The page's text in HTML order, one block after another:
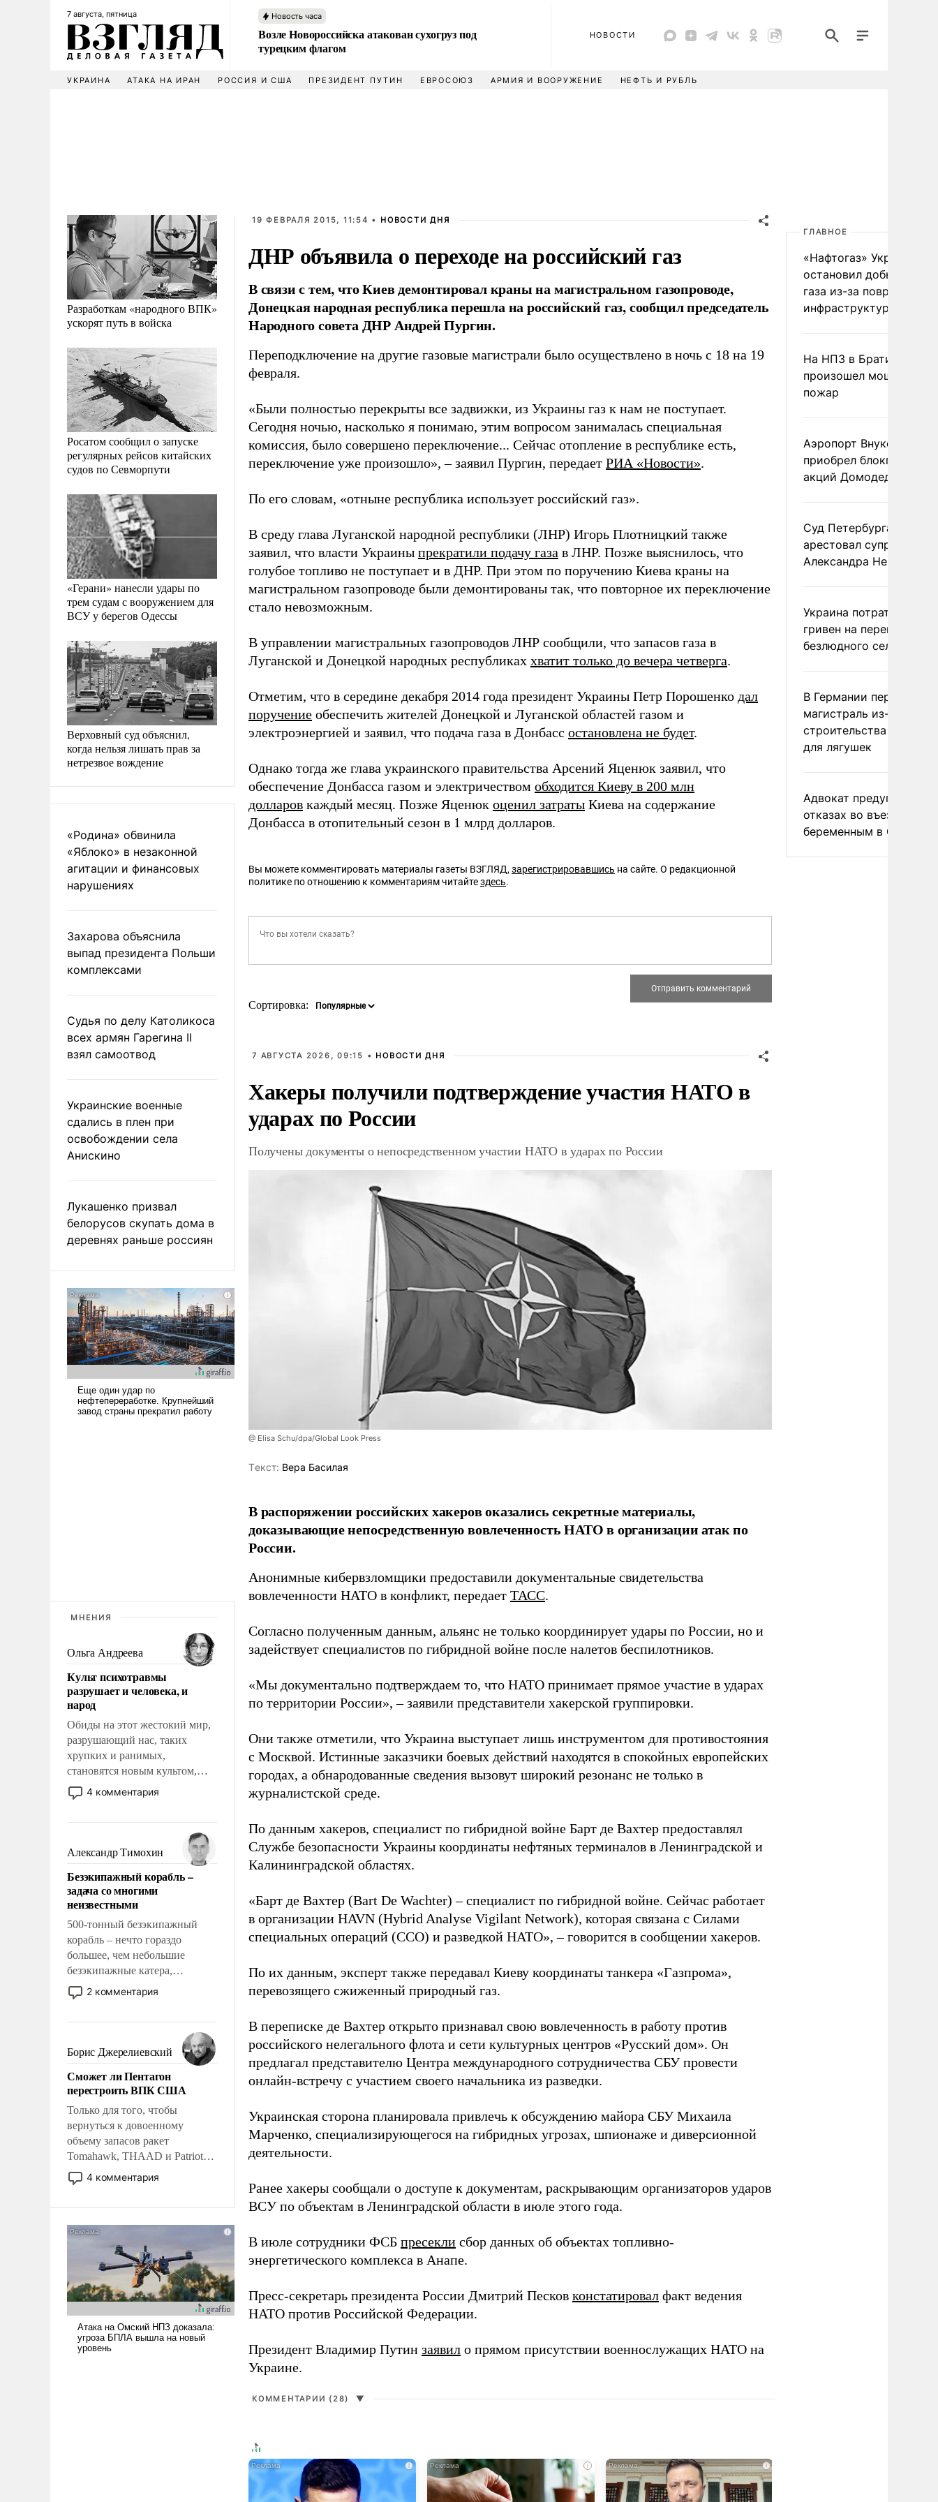
7 августа, пятница Новость часа
Возле Новороссийска атакован сухогруз под
турецким флагом
НОВОСТИ
УКРАИНА АТАКА НА ИРАН РОССИЯ И США ПРЕЗИДЕНТ ПУТИН ЕВРОСОЮЗ АРМИЯ И ВООРУЖЕНИЕ НЕФТЬ И РУБЛЬ
Разработкам «народного ВПК»
ускорят путь в войска
Росатом сообщил о запуске
регулярных рейсов китайских
судов по Севморпути
«Герани» нанесли удары по
трем судам с вооружением для
ВСУ у берегов Одессы
Верховный суд объяснил,
когда нельзя лишать прав за
нетрезвое вождение
«Родина» обвинила
«Яблоко» в незаконной
агитации и финансовых
нарушениях
Захарова объяснила
выпад президента Польши
комплексами
Судья по делу Католикоса
всех армян Гарегина II
взял самоотвод
Украинские военные
сдались в плен при
освобождении села
Анискино
Лукашенко призвал
белорусов скупать дома в
деревнях раньше россиян
МНЕНИЯ
Ольга Андреева
Культ психотравмы
разрушает и человека, и
народ
Обиды на этот жестокий мир,
разрушающий нас, таких
хрупких и ранимых,
становятся новым культом,
постепенно вытесняя и
отменяя традиционное
мужественным и твердым под
ударами судьбы, брать на себя
ответственность, помогать
слабым, идти вперед и
адаптироваться.
4 комментария
Александр Тимохин
Безэкипажный корабль –
задача со многими
неизвестными
500-тонный безэкипажный
корабль – нечто гораздо
большее, чем небольшие
безэкипажные катера,
применение которых уже
стало обыденностью. Задача по
сложна и амбициозна. Однако
и ее реализация радикально
поднимет наши боевые
возможности.
2 комментария
Борис Джерелиевский
Сможет ли Пентагон
перестроить ВПК США
Только для того, чтобы
вернуться к довоенному
объему запасов ракет
Tomahawk, THAAD и Patriot
США потребуется более трех
лет. Даже небольшая война с
Сложившаяся ситуация
означает многолетний период
уязвимости США, например,
перед Китаем.
4 комментария
19 ФЕВРАЛЯ 2015, 11:54 • НОВОСТИ ДНЯ
ДНР объявила о переходе на российский газ
В связи с тем, что Киев демонтировал краны на магистральном газопроводе,
Донецкая народная республика перешла на российский газ, сообщил председатель
Народного совета ДНР Андрей Пургин.
Переподключение на другие газовые магистрали было осуществлено в ночь с 18 на 19
февраля.
«Были полностью перекрыты все задвижки, из Украины газ к нам не поступает.
Сегодня ночью, насколько я понимаю, этим вопросом занималась специальная
комиссия, было совершено переключение... Сейчас отопление в республике есть,
переключение уже произошло», – заявил Пургин, передает РИА «Новости».
По его словам, «отныне республика использует российский газ».
В среду глава Луганской народной республики (ЛНР) Игорь Плотницкий также
заявил, что власти Украины прекратили подачу газа в ЛНР. Позже выяснилось, что
голубое топливо не поступает и в ДНР. При этом по поручению Киева краны на
магистральном газопроводе были демонтированы так, что повторное их переключение
стало невозможным.
В управлении магистральных газопроводов ЛНР сообщили, что запасов газа в
Луганской и Донецкой народных республиках хватит только до вечера четверга.
Отметим, что в середине декабря 2014 года президент Украины Петр Порошенко дал
поручение обеспечить жителей Донецкой и Луганской областей газом и
электроэнергией и заявил, что подача газа в Донбасс остановлена не будет.
Однако тогда же глава украинского правительства Арсений Яценюк заявил, что
обеспечение Донбасса газом и электричеством обходится Киеву в 200 млн
долларов каждый месяц. Позже Яценюк оценил затраты Киева на содержание
Донбасса в отопительный сезон в 1 млрд долларов.
Вы можете комментировать материалы газеты ВЗГЛЯД, зарегистрировавшись на сайте. О редакционной
политике по отношению к комментариям читайтездесь.
Сортировка:
7 АВГУСТА 2026, 09:15 • НОВОСТИ ДНЯ
Хакеры получили подтверждение участия НАТО в
ударах по России
Получены документы о непосредственном участии НАТО в ударах по России
@ Elisa Schu/dpa/Global Look Press
Tекст: Вера Басилая
В распоряжении российских хакеров оказались секретные материалы,
доказывающие непосредственную вовлеченность НАТО в организации атак по
России.
Анонимные кибервзломщики предоставили документальные свидетельства
вовлеченности НАТО в конфликт, передает ТАСС.
Согласно полученным данным, альянс не только координирует удары по России, но и
задействует специалистов по гибридной войне после налетов беспилотников.
«Мы документально подтверждаем то, что НАТО принимает прямое участие в ударах
по территории России», – заявили представители хакерской группировки.
Они также отметили, что Украина выступает лишь инструментом для противостояния
с Москвой. Истинные заказчики боевых действий находятся в спокойных европейских
городах, а обнародованные сведения вызовут широкий резонанс не только в
журналистской среде.
По данным хакеров, специалист по гибридной войне Барт де Вахтер предоставлял
Службе безопасности Украины координаты нефтяных терминалов в Ленинградской и
Калининградской областях.
«Барт де Вахтер (Bart De Wachter) – специалист по гибридной войне. Сейчас работает
в организации HAVN (Hybrid Analyse Vigilant Network), которая связана с Силами
специальных операций (ССО) и разведкой НАТО», – говорится в сообщении хакеров.
По их данным, эксперт также передавал Киеву координаты танкера «Газпрома»,
перевозящего сжиженный природный газ.
В переписке де Вахтер открыто признавал свою вовлеченность в работу против
российского нелегального флота и сети культурных центров «Русский дом». Он
предлагал представителю Центра международного сотрудничества СБУ провести
онлайн-встречу с участием своего начальника из разведки.
Украинская сторона планировала привлечь к обсуждению майора СБУ Михаила
Марченко, специализирующегося на гибридных угрозах, шпионаже и диверсионной
деятельности.
Ранее хакеры сообщали о доступе к документам, раскрывающим организаторов ударов
ВСУ по объектам в Ленинградской области в июле этого года.
В июле сотрудники ФСБ пресекли сбор данных об объектах топливно-
энергетического комплекса в Анапе.
Пресс-секретарь президента России Дмитрий Песков констатировал факт ведения
НАТО против Российской Федерации.
Президент Владимир Путин заявил о прямом присутствии военнослужащих НАТО на
Украине.
КОММЕНТАРИИ (28) ▼
i i i
ГЛАВНОЕ
«Нафтогаз» Украины
остановил добычу
газа из-за повреждения
инфраструктуры
На НПЗ в Братиславе
произошел мощный
пожар
Аэропорт Внуково
приобрел блокпакет
акций Домодедово
Суд Петербурга заочно
арестовал супругу
Александра Невзорова
Украина потратила 1
гривен на
безлюдного села
В Германии перекрыли
магистраль из-за
строительства
для лягушек
Адвокат предупредил
отказах во въезде
беременным в США